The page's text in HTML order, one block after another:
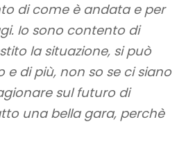
di come è andata e per
Io sono contento di
la situazione, si può
e di più, non so se ci siano
sul futuro di
una bella gara, perchè